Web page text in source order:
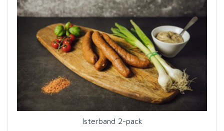
Isterband 2-pack